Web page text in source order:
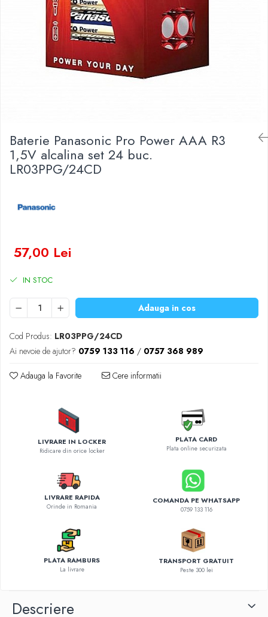
Stabilizatoare tensiune
Ventilatoare
Diverse gadgeturi
Periferice PC
Roboti pornire
Invertoare Auto
Incarcator masina electrica
Aparate de spalat cu presiune
Compresoare
Baterii Zinc-Aer
Baterie Panasonic Pro Power AAA R3
1,5V alcalina set 24 buc.
LR03PPG/24CD
57,00 Lei
IN STOC
Adauga in cos
Cod Produs: LR03PPG/24CD
Ai nevoie de ajutor? 0759 133 116 / 0757 368 989
Adauga la Favorite Cere informatii
LIVRARE IN LOCKER
Ridicare din orice locker
PLATA CARD
Plata online securizata
LIVRARE RAPIDA
Orinde in Romania
COMANDA PE WHATSAPP
0759 133 116
PLATA RAMBURS
La livrare
TRANSPORT GRATUIT
Peste 300 lei
Descriere